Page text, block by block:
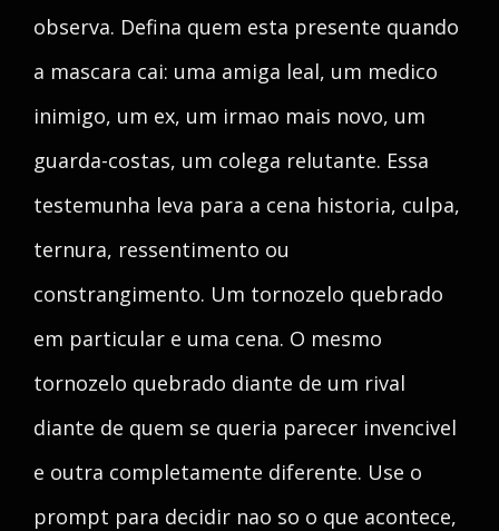
observa. Defina quem esta presente quando
a mascara cai: uma amiga leal, um medico
inimigo, um ex, um irmao mais novo, um
guarda-costas, um colega relutante. Essa
testemunha leva para a cena historia, culpa,
ternura, ressentimento ou
constrangimento. Um tornozelo quebrado
em particular e uma cena. O mesmo
tornozelo quebrado diante de um rival
diante de quem se queria parecer invencivel
e outra completamente diferente. Use o
prompt para decidir nao so o que acontece,